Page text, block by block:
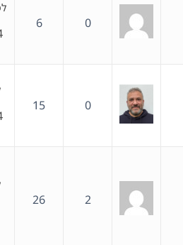
0
6
0
15
2
26